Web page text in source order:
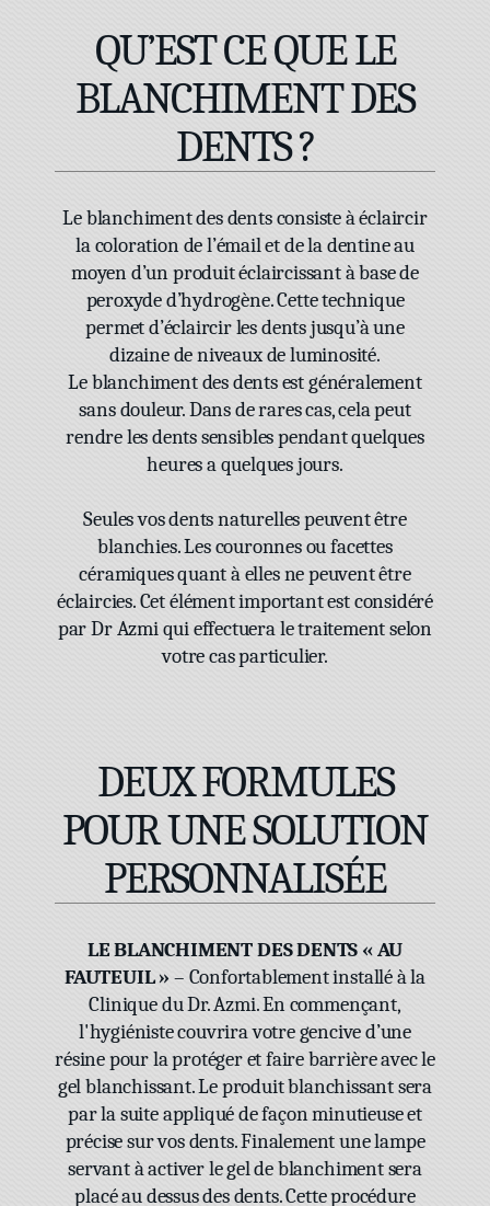
QU’EST CE QUE LE
BLANCHIMENT DES
DENTS ?
Le blanchiment des dents consiste à éclaircir
la coloration de l’émail et de la dentine au
moyen d’un produit éclaircissant à base de
peroxyde d’hydrogène. Cette technique
permet d’éclaircir les dents jusqu’à une
dizaine de niveaux de luminosité.
Le blanchiment des dents est généralement
sans douleur. Dans de rares cas, cela peut
rendre les dents sensibles pendant quelques
heures a quelques jours.
Seules vos dents naturelles peuvent être
blanchies. Les couronnes ou facettes
céramiques quant à elles ne peuvent être
éclaircies. Cet élément important est considéré
par Dr Azmi qui effectuera le traitement selon
votre cas particulier.
DEUX FORMULES
POUR UNE SOLUTION
PERSONNALISÉE
LE BLANCHIMENT DES DENTS « AU
FAUTEUIL »– Confortablement installé à la
Clinique du Dr. Azmi. En commençant,
l'hygiéniste couvrira votre gencive d’une
résine pour la protéger et faire barrière avec le
gel blanchissant. Le produit blanchissant sera
par la suite appliqué de façon minutieuse et
précise sur vos dents. Finalement une lampe
servant à activer le gel de blanchiment sera
placé au dessus des dents. Cette procédure